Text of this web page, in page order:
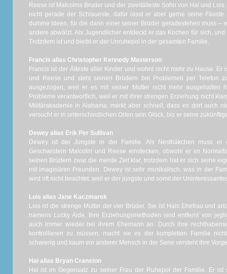
Reese ist Malcolms Bruder und der zweitälteste Sohn von Hal und
nicht gerade der Schlaueste, dafür lässt er aber gerne seine
dumme Ideen, für die dann einer seiner Brüder geradestehen muss –
andere abwälzt. Als Jugendlicher entdeckt er das Kochen für sich,
Trotzdem ist und bleibt er der Unruhepol in der gesamten Familie.
Francis alias Christopher Kennedy Masterson
Francis ist der Älteste aller Kinder und wohnt nicht mehr zu Hause. Er
und Reese und steht seinen Brüdern bei Problemen per Telefon
ausgezogen, weil er es mit seiner Mutter nicht mehr ausgehalten
Probleme verantwortlich, weil er mit ihrer strengen Erziehung nicht
Militärakademie in Alabama, merkt aber schnell, dass es dort auch
versucht er in unterschiedlichen Orten sein Glück, bis er seine
Dewey alias Erik Per Sullivan
Dewey ist der Jüngste in der Familie. Als Nesthäkchen muss er
Geschwistern Malcolm und Reese einstecken, obwohl er im
seinen Brüdern zwar die meiste Zeit klar, trotzdem hat er sich seine
mit imaginären Freunden. Dewey ist sehr musikalisch, was in der
wird oft nicht beachtet, weil er der jüngste und somit der
Lois alias Jane Kaczmarek
Lois ist die strenge Mutter der vier Brüder. Sie ist Hals Ehefrau und
namens Lucky Aide. Ihre Erziehungsmethoden sind entfernt von
auch immer wieder bei ihrem Ehemann an. Durch ihre
kontrollieren zu müssen, macht sie es der kompletten Familie
schwierig und kaum ein anderer Mensch in der Serie versteht ihre
Hal alias Bryan Cranston
Hal ist im Gegensatz zu seiner Frau der Ruhepol der Familie. Er